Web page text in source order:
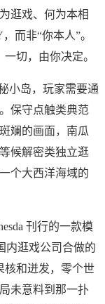
逛戏、何为本相
而非“你本人”。
切，由你决定。
小岛，玩家需要通
保守点触类典范
斓的画面，南瓜
候解密类独立逛
个大西洋海域的
刊行的一款模
内逛戏公司合做的
核和迸发，零个世
未意料到那一扑